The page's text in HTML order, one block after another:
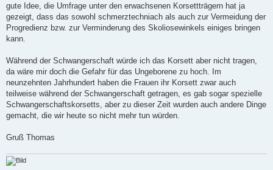
gute Idee, die Umfrage unter den erwachsenen Korsettträgern hat ja
gezeigt, dass das sowohl schmerztechniach als auch zur Vermeidung der
Progredienz bzw. zur Verminderung des Skoliosewinkels einiges bringen
kann.
Während der Schwangerschaft würde ich das Korsett aber nicht tragen,
da wäre mir doch die Gefahr für das Ungeborene zu hoch. Im
neunzehnten Jahrhundert haben die Frauen ihr Korsett zwar auch
teilweise während der Schwangerschaft getragen, es gab sogar spezielle
Schwangerschaftskorsetts, aber zu dieser Zeit wurden auch andere Dinge
gemacht, die wir heute so nicht mehr tun würden.
Gruß Thomas